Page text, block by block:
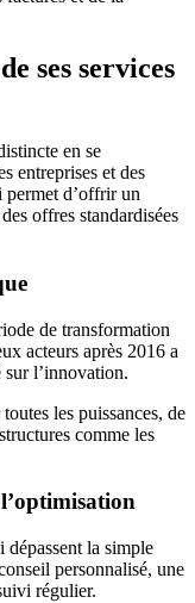
ses services
en se
entreprises et des
d’offrir un
offres standardisées
de transformation
acteurs après 2016 a
l’innovation.
les puissances, de
comme les
dépassent la simple
personnalisé, une
régulier.